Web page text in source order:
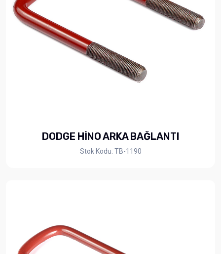
DODGE HİNO ARKA BAĞLANTI
Stok Kodu: TB-1190